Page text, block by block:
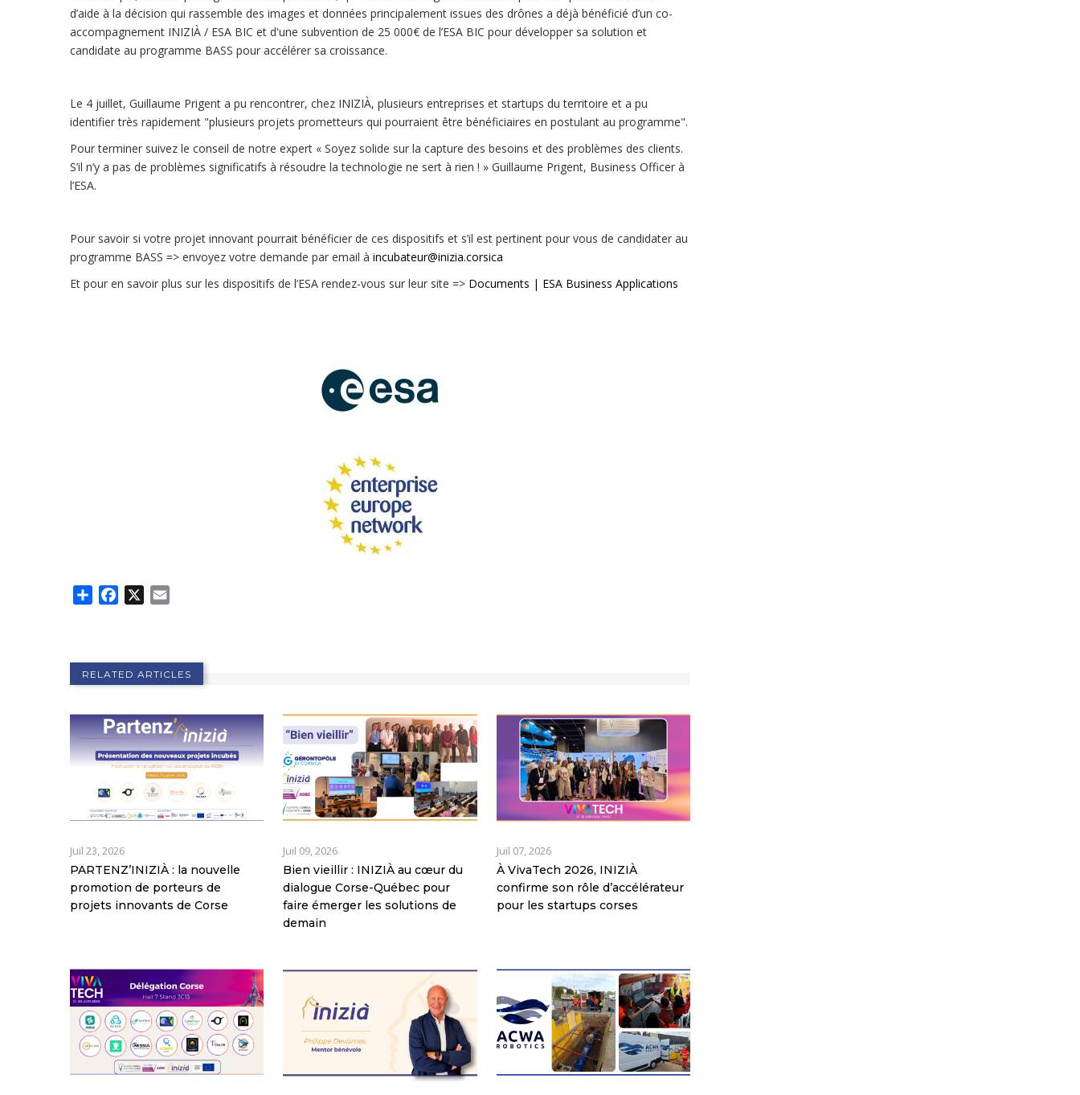
d’aide à la décision qui rassemble des images et données principalement issues des drônes a déjà bénéficié d’un co-
accompagnement INIZIÀ / ESA BIC et d'une subvention de 25 000€ de l’ESA BIC pour développer sa solution et
candidate au programme BASS pour accélérer sa croissance.
Le 4 juillet, Guillaume Prigent a pu rencontrer, chez INIZIÀ, plusieurs entreprises et startups du territoire et a pu
identifier très rapidement "plusieurs projets prometteurs qui pourraient être bénéficiaires en postulant au programme".
Pour terminer suivez le conseil de notre expert « Soyez solide sur la capture des besoins et des problèmes des clients.
S’il n’y a pas de problèmes significatifs à résoudre la technologie ne sert à rien ! » Guillaume Prigent, Business Officer à
l’ESA.
Pour savoir si votre projet innovant pourrait bénéficier de ces dispositifs et s’il est pertinent pour vous de candidater au
programme BASS => envoyez votre demande par email à incubateur@inizia.corsica
Et pour en savoir plus sur les dispositifs de l’ESA rendez-vous sur leur site => Documents | ESA Business Applications
Share Facebook
RELATED ARTICLES
Juil 23, 2026
PARTENZ’INIZIÀ : la nouvelle
promotion de porteurs de
projets innovants de Corse
Juil 09, 2026
Bien vieillir : INIZIÀ au cœur du
dialogue Corse-Québec pour
faire émerger les solutions de
demain
Juil 07, 2026
À VivaTech 2026, INIZIÀ
confirme son rôle d’accélérateur
pour les startups corses